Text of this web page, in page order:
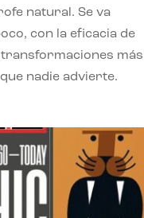
natural. Se va
con la eficacia de
transformaciones más
nadie advierte.